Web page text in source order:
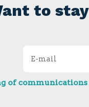
to
of